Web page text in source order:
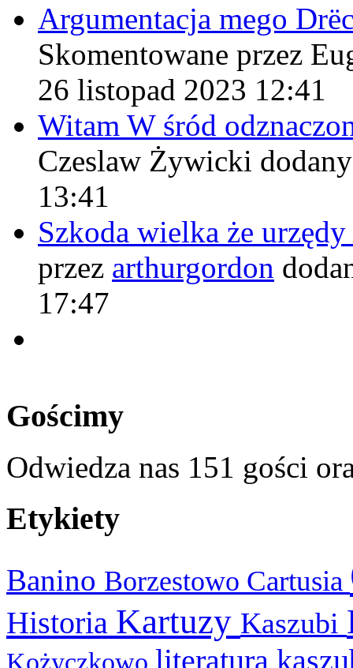
Argumentacja mego
Skomentowane przez
26 listopad 2023 12:41
Witam W śród
Czeslaw Żywicki
13:41
Szkoda wielka że
przez arthurgordon
17:47
Gościmy
Odwiedza nas 151 gości
Etykiety
Banino Borzestowo Cartusia
Historia Kartuzy Kaszubi
literatura